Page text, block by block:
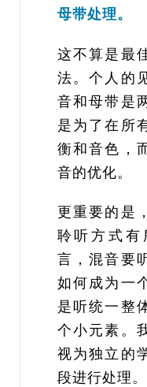
母带处理。
这不算是最
法。个人的
音和母带是
是为了在所
衡和音色，
音的优化。
更重要的是
聆听方式
言，混音要
如何成为一
是听统一整
个小元素。
视为独立的
段进行处理。